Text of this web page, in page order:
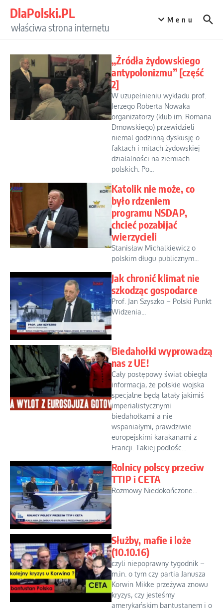
DlaPolski.PL
właściwa strona internetu
Menu
„Źródła żydowskiego
antypolonizmu” [część
2]
W uzupełnieniu wykładu prof.
Jerzego Roberta Nowaka
organizatorzy (klub im. Romana
Dmowskiego) przewidzieli
niemal godzinną dyskusję o
faktach i mitach żydowskiej
działalności na ziemiach
polskich. Po...
Katolik nie może, co
było rdzeniem
programu NSDAP,
chcieć pozabijać
wierzycieli
Stanisław Michalkiewicz o
polskim długu publicznym...
Jak chronić klimat nie
szkodząc gospodarce
Prof. Jan Szyszko – Polski Punkt
Widzenia...
Biedahołki wyprowadzą
nas z UE!
Cały postępowy świat obiegła
informacja, że polskie wojska
specjalne będą latały jakimiś
imperialistycznymi
biedahołkami a nie
wspaniałymi, prawdziwie
europejskimi karakanami z
Francji. Takiej podłośc...
Rolnicy polscy przeciw
TTIP i CETA
Rozmowy Niedokończone...
Służby, mafie i loże
(10.10.16)
czyli niepoprawny tygodnik –
m.in. o tym czy partia Janusza
Korwin Mikke przeżywa znowu
kryzys, czy jesteśmy
amerykańskim bantustanem i o